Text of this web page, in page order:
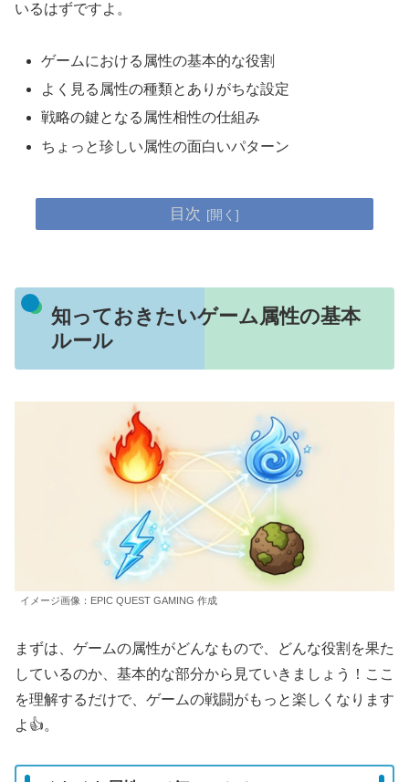
いるはずですよ。
ゲームにおける属性の基本的な役割
よく見る属性の種類とありがちな設定
戦略の鍵となる属性相性の仕組み
ちょっと珍しい属性の面白いパターン
目次
知っておきたいゲーム属性の基本
ルール
イメージ画像：EPIC QUEST GAMING 作成
まずは、ゲームの属性がどんなもので、どんな役割を果た
しているのか、基本的な部分から見ていきましょう！ここ
を理解するだけで、ゲームの戦闘がもっと楽しくなります
よ👍。